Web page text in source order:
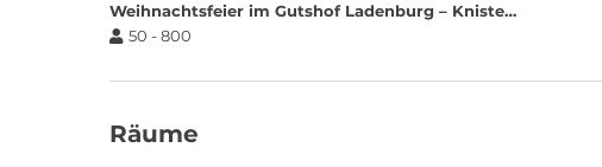
Weihnachtsfeier im Gutshof Ladenburg – Knisterndes Feuer, Glühweinduft und Festtagsglanz
50 - 800
Räume